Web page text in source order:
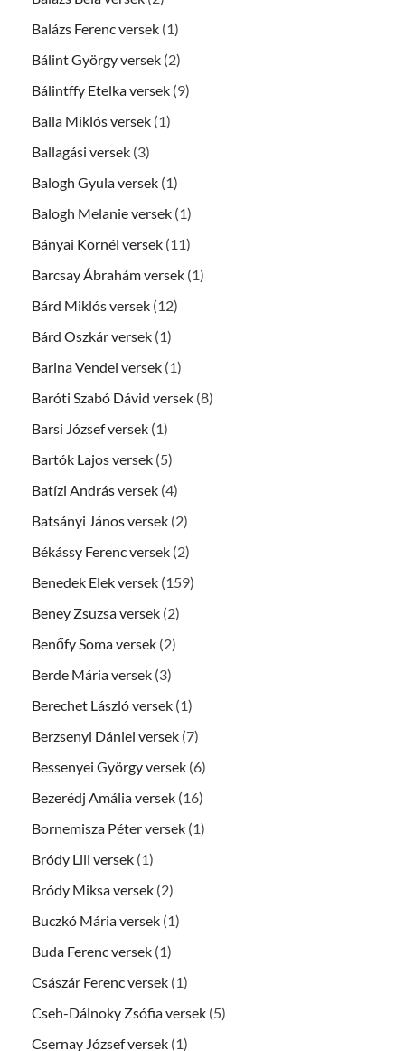
Balázs Ferenc versek (1)
Bálint György versek (2)
Bálintffy Etelka versek (9)
Balla Miklós versek (1)
Ballagási versek (3)
Balogh Gyula versek (1)
Balogh Melanie versek (1)
Bányai Kornél versek (11)
Barcsay Ábrahám versek (1)
Bárd Miklós versek (12)
Bárd Oszkár versek (1)
Barina Vendel versek (1)
Baróti Szabó Dávid versek (8)
Barsi József versek (1)
Bartók Lajos versek (5)
Batízi András versek (4)
Batsányi János versek (2)
Békássy Ferenc versek (2)
Benedek Elek versek (159)
Beney Zsuzsa versek (2)
Benőfy Soma versek (2)
Berde Mária versek (3)
Berechet László versek (1)
Berzsenyi Dániel versek (7)
Bessenyei György versek (6)
Bezerédj Amália versek (16)
Bornemisza Péter versek (1)
Bródy Lili versek (1)
Bródy Miksa versek (2)
Buczkó Mária versek (1)
Buda Ferenc versek (1)
Császár Ferenc versek (1)
Cseh-Dálnoky Zsófia versek (5)
Csernay József versek (1)